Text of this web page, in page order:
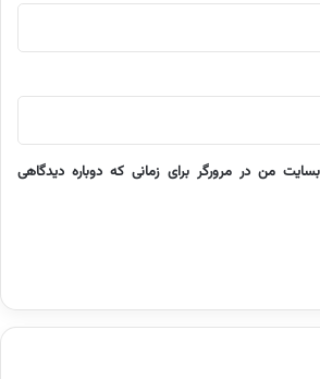
من در مرورگر برای زمانی که دوباره دیدگاهی